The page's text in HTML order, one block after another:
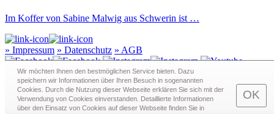
Im Koffer von Sabine Malwig aus Schwerin ist …
» Impressum » Datenschutz » AGB
Redaktion · Graf-Schack-Alle 8 · 19053 Schwerin
Telefon:0385 - 63 83 281· Fax: 0385 - 63 83 279 · Mail:
Wir möchten Ihnen den bestmöglichen Service bieten. Dazu
speichern wir Informationen über Ihren Besuch in sogenann­ten
Cookies. Durch die Nutzung dieser Webseite erklären Sie sich mit der
Verwendung von Cookies einverstanden. Detaillierte Informationen
über den Einsatz von Cookies auf dieser Webseite finden Sie in
OK